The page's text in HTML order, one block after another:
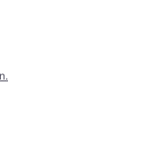
Grau